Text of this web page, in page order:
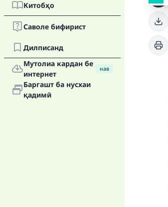
Китобҳо
Саволе бифирист
Дилписанд
Мутолиа кардан бе
интернет
нав
Баргашт ба нусхаи
қадимӣ